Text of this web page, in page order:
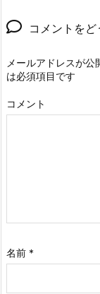
コメントをど
メールアドレスが公
は必須項目です
コメント
名前 *